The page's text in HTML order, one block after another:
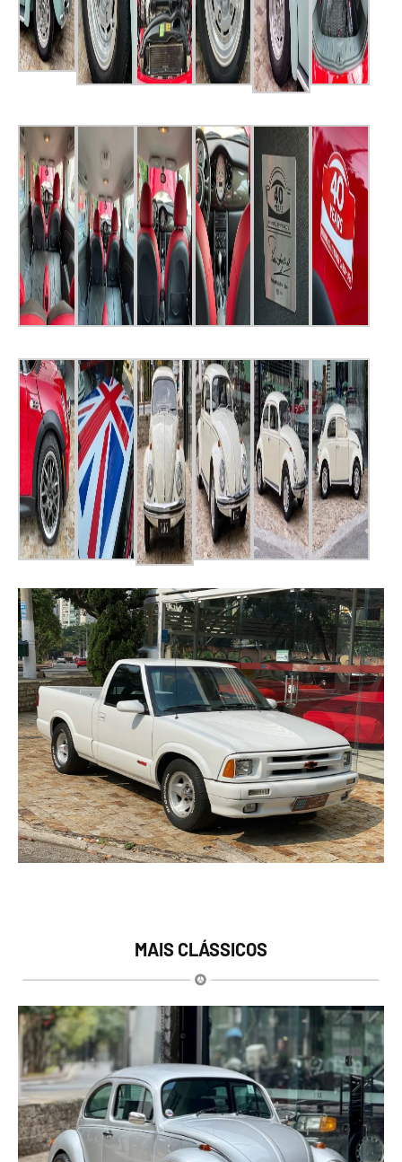
MAIS CLÁSSICOS